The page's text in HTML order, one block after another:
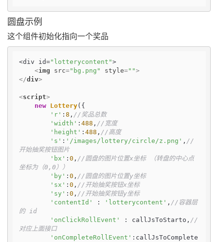
圆盘示例
这个组件初始化指向一个奖品
<div id="lotterycontent">
<img src="bg.png" style="">
</div>
<script>
new
Lottery({
'r' : 8 , //奖品总数
'width' : 488 , //宽度
'height' : 488 , //高度
's' : '/images/lottery/circle/z.png' , //
开始抽奖按钮图片
'bx' : 0 , //圆盘的图片位置x坐标 （转盘的中心点
坐标为（0,0））
'by' : 0 , //圆盘的图片位置y坐标
'sx' : 0 , //开始抽奖按钮x坐标
'sy' : 0 , //开始抽奖按钮y坐标
'contentId'
: 'lotterycontent' , //容器层
的 id
'onClickRollEvent'
: callJsToStarto, //
对应上面接口
'onCompleteRollEvent' :callJsToComplete